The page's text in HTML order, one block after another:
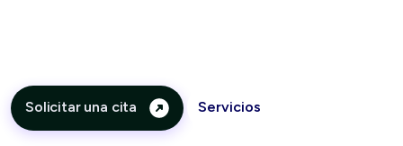
Solicitar una cita Servicios